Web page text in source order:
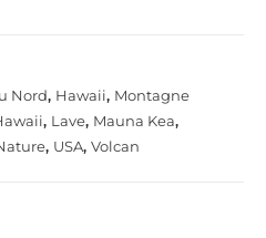
Nord, Hawaii, Montagne
, Lave, Mauna Kea,
, USA, Volcan